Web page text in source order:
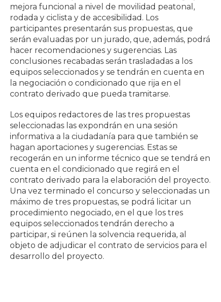
mejora funcional a nivel de movilidad peatonal,
rodada y ciclista y de accesibilidad. Los
participantes presentarán sus propuestas, que
serán evaluadas por un jurado, que, además, podrá
hacer recomendaciones y sugerencias. Las
conclusiones recabadas serán trasladadas a los
equipos seleccionados y se tendrán en cuenta en
la negociación o condicionado que rija en el
contrato derivado que pueda tramitarse.
Los equipos redactores de las tres propuestas
seleccionadas las expondrán en una sesión
informativa a la ciudadanía para que también se
hagan aportaciones y sugerencias. Estas se
recogerán en un informe técnico que se tendrá en
cuenta en el condicionado que regirá en el
contrato derivado para la elaboración del proyecto.
Una vez terminado el concurso y seleccionadas un
máximo de tres propuestas, se podrá licitar un
procedimiento negociado, en el que los tres
equipos seleccionados tendrán derecho a
participar, si reúnen la solvencia requerida, al
objeto de adjudicar el contrato de servicios para el
desarrollo del proyecto.